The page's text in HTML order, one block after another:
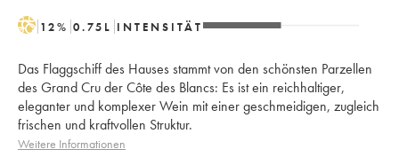
H 12% 0.75 L INTENSITÄT
Das Flaggschiff des Hauses stammt von den schönsten Parzellen
des Grand Cru der Côte des Blancs: Es ist ein reichhaltiger,
eleganter und komplexer Wein mit ​​einer geschmeidigen, zugleich
frischen und kraftvollen Struktur.
Weitere Informationen